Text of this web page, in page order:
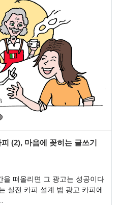
(2), 마음에 꽂히는 글쓰기
을 떠올리면 그 광고는 성공이다
피 설계 법 광고 카피에